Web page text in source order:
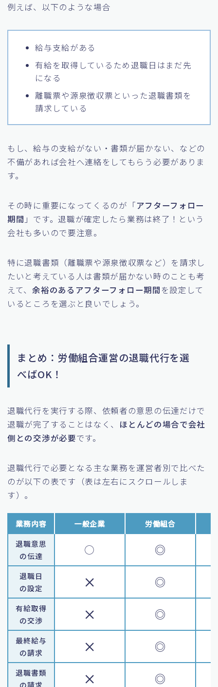
例えば、以下のような場合
給与支給がある
有給を取得しているため退職日はまだ先
になる
離職票や源泉徴収票といった退職書類を
請求している
もし、給与の支給がない・書類が届かない、などの
不備があれば会社へ連絡をしてもらう必要がありま
す。
その時に重要になってくるのが「アフターフォロー
期間 」です。退職が確定したら業務は終了！という
会社も多いので要注意。
特に退職書類（離職票や源泉徴収票など）を請求し
たいと考えている人は書類が届かない時のことも考
えて、余裕のあるアフターフォロー期間 を設定して
いるところを選ぶと良いでしょう。
まとめ：労働組合運営の退職代行を選
べばOK！
退職代行を実行する際、依頼者の意思の伝達だけで
退職が完了することはなく、 ほとんどの場合で会社
側との交渉が必要です。
退職代行で必要となる主な業務を運営者別で比べた
のが以下の表です （表は左右にスクロールしま
す） 。
業務内容 一般企業 労働組合
退職意思
の伝達
◯ ◎
退職日
の設定
× ◎
有給取得
の交渉
× ◎
最終給与
の請求
× ◎
退職書類
の請求
× ◎